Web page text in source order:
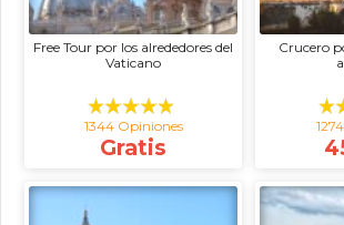
Free Tour por los alrededores del
Vaticano
1344 Opiniones
Gratis
Crucero